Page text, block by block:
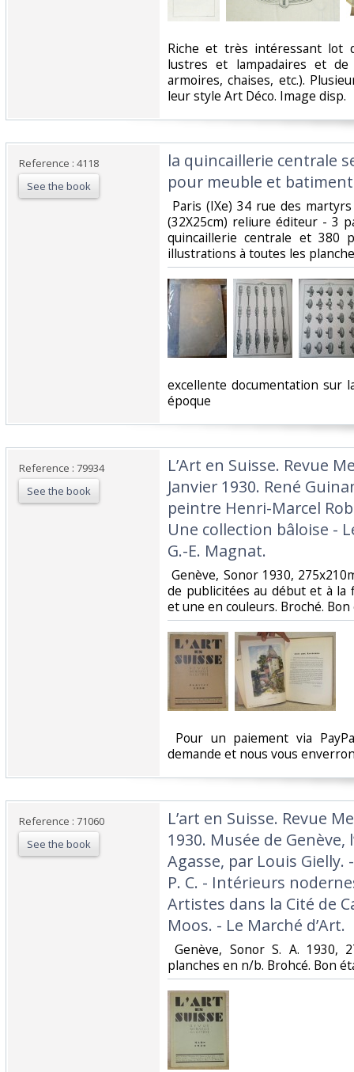
‎Riche et très intéressant lot
lustres et lampadaires et
armoires, chaises, etc.).
leur style Art Déco. Image disp.‎
Reference : 4118
See the book
‎la quincaillerie centrale
pour meuble et batiment‎
Paris (IXe) 34 rue des
(32X25cm) reliure éditeur - 3
quincaillerie centrale et 380
illustrations à toutes les
‎excellente documentation sur
époque ‎
Reference : 79934
See the book
‎L’Art en Suisse. Revue
Janvier 1930. René
peintre Henri-Marcel
Une collection bâloise -
G.-E. Magnat.‎
Genève, Sonor 1930,
de publicitées au début et à la
et une en couleurs. Broché. Bon
Pour un paiement via
demande et nous vous
Reference : 71060
See the book
‎L’art en Suisse. Revue
1930. Musée de Genève,
Agasse, par Louis Gielly.
P. C. - Intérieurs
Artistes dans la Cité de
Moos. - Le Marché d’Art.‎
Genève, Sonor S. A. 1930,
planches en n/b. Brohcé. Bon